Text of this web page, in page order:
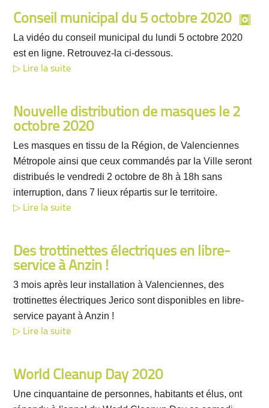
Conseil municipal du 5 octobre 2020
La vidéo du conseil municipal du lundi 5 octobre 2020
est en ligne. Retrouvez-la ci-dessous.
Lire la suite
Nouvelle distribution de masques le 2
octobre 2020
Les masques en tissu de la Région, de Valenciennes
Métropole ainsi que ceux commandés par la Ville seront
distribués le vendredi 2 octobre de 8h à 18h sans
interruption, dans 7 lieux répartis sur le territoire.
Lire la suite
Des trottinettes électriques en libre-
service à Anzin !
3 mois après leur installation à Valenciennes, des
trottinettes électriques Jerico sont disponibles en libre-
service payant à Anzin !
Lire la suite
World Cleanup Day 2020
Une cinquantaine de personnes, habitants et élus, ont